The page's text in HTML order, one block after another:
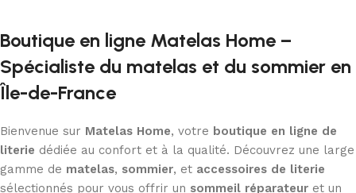
Boutique en ligne Matelas Home –
Spécialiste du matelas et du sommier en
Île-de-France
Bienvenue sur Matelas Home, votre boutique en ligne de
literie dédiée au confort et à la qualité. Découvrez une large
gamme de matelas, sommier, et accessoires de literie
sélectionnés pour vous offrir un sommeil réparateur et un